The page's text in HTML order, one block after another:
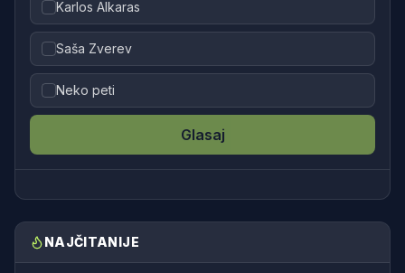
Karlos Alkaras
Saša Zverev
Neko peti
Glasaj
NAJČITANIJE